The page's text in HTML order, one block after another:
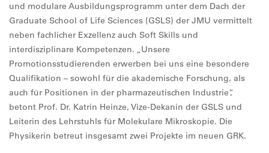
und modulare Ausbildungsprogramm unter dem Dach der
Graduate School of Life Sciences (GSLS) der JMU vermittelt
neben fachlicher Exzellenz auch Soft Skills und
interdisziplinare Kompetenzen. „Unsere
Promotionsstudierenden erwerben bei uns eine besondere
Qualifikation – sowohl für die akademische Forschung, als
auch für Positionen in der pharmazeutischen Industrie“,
betont Prof. Dr. Katrin Heinze, Vize-Dekanin der GSLS und
Leiterin des Lehrstuhls für Molekulare Mikroskopie. Die
Physikerin betreut insgesamt zwei Projekte im neuen GRK.